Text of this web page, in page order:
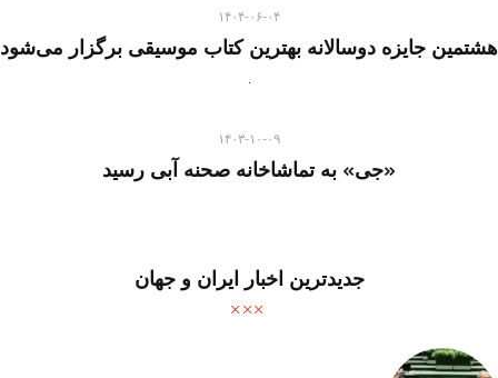
۱۴۰۴-۰۶-۰۴
هشتمین جایزه دوسالانه بهترین کتاب موسیقی برگزار می‌شود
۱۴۰۳-۱۰-۰۹
«جی» به تماشاخانه صحنه آبی رسید
جدیدترین اخبار ایران و جهان